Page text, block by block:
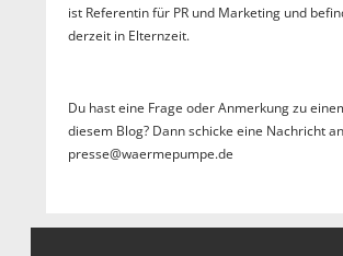
ist Referentin für PR und Marketing und
derzeit in Elternzeit.
Du hast eine Frage oder Anmerkung zu
diesem Blog? Dann schicke eine Nachricht
presse@waermepumpe.de